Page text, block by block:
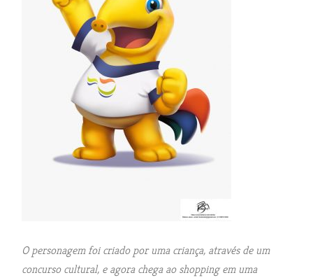
O personagem foi criado por uma criança, através de um
concurso cultural, e agora chega ao shopping em uma